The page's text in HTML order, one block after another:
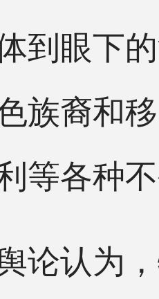
眼下的
族裔和
等各种
认为，